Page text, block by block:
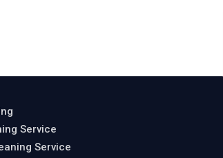
Service
Service